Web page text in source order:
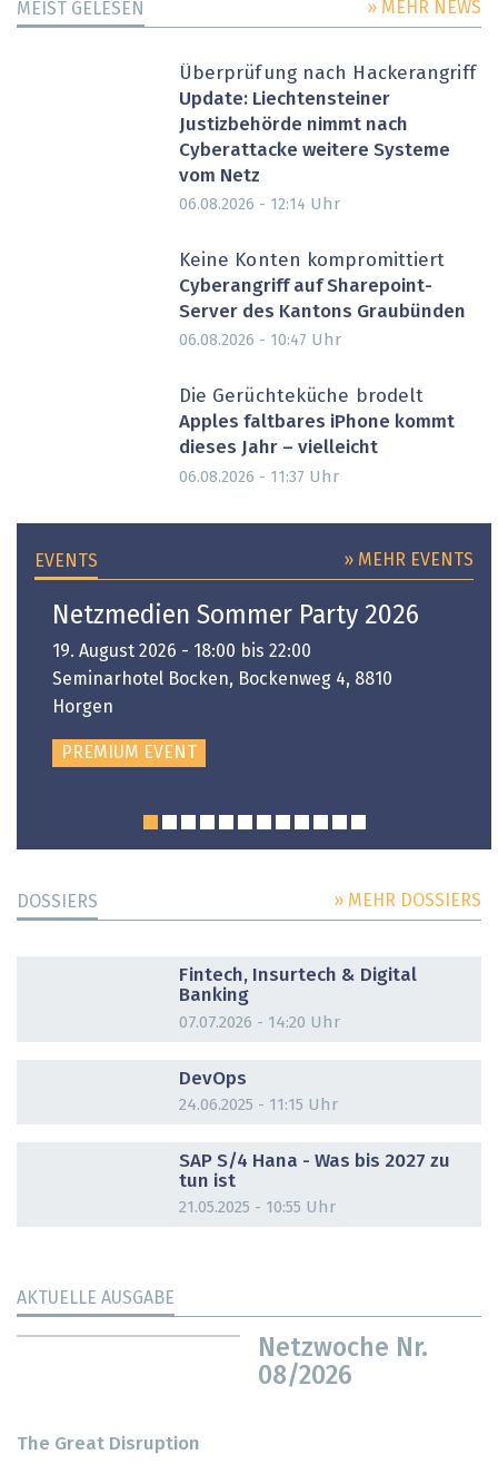
MEIST GELESEN » MEHR NEWS
Überprüfung nach Hackerangriff
Update: Liechtensteiner
Justizbehörde nimmt nach
Cyberattacke weitere Systeme
vom Netz
06.08.2026 - 12:14 Uhr
Keine Konten kompromittiert
Cyberangriff auf Sharepoint-
Server des Kantons Graubünden
06.08.2026 - 10:47 Uhr
Die Gerüchteküche brodelt
Apples faltbares iPhone kommt
dieses Jahr – vielleicht
06.08.2026 - 11:37 Uhr
EVENTS » MEHR EVENTS
Netzmedien Sommer Party 2026
19. August 2026 - 18:00 bis 22:00
Seminarhotel Bocken, Bockenweg 4, 8810
Horgen
PREMIUM EVENT
DOSSIERS » MEHR DOSSIERS
Fintech, Insurtech & Digital
Banking
07.07.2026 - 14:20 Uhr
DevOps
24.06.2025 - 11:15 Uhr
SAP S/4 Hana - Was bis 2027 zu
tun ist
21.05.2025 - 10:55 Uhr
AKTUELLE AUSGABE
Netzwoche Nr.
08/2026
The Great Disruption